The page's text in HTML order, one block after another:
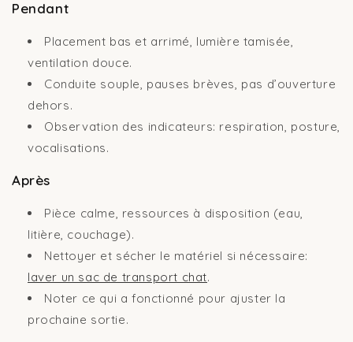
Pendant
Placement bas et arrimé, lumière tamisée,
ventilation douce.
Conduite souple, pauses brèves, pas d’ouverture
dehors.
Observation des indicateurs: respiration, posture,
vocalisations.
Après
Pièce calme, ressources à disposition (eau,
litière, couchage).
Nettoyer et sécher le matériel si nécessaire:
laver un sac de transport chat.
Noter ce qui a fonctionné pour ajuster la
prochaine sortie.